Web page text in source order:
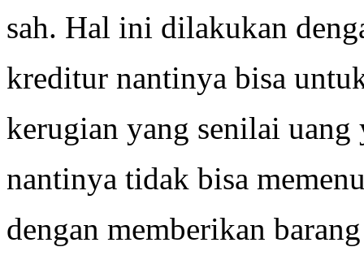
sah. Hal ini dilakukan
kreditur nantinya bisa
kerugian yang senilai
nantinya tidak bisa
dengan memberikan